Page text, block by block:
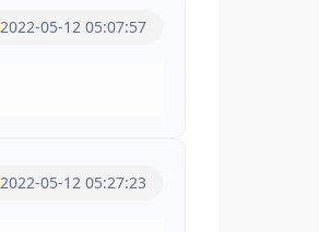
2022-05-12 05:07:57
2022-05-12 05:27:23